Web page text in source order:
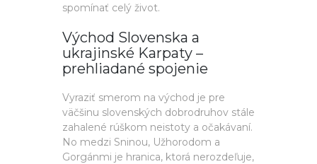
spomínať celý život.
Východ Slovenska a
ukrajinské Karpaty –
prehliadané spojenie
Vyraziť smerom na východ je pre
väčšinu slovenských dobrodruhov stále
zahalené rúškom neistoty a očakávaní.
No medzi Sninou, Užhorodom a
Gorgánmi je hranica, ktorá nerozdeľuje,